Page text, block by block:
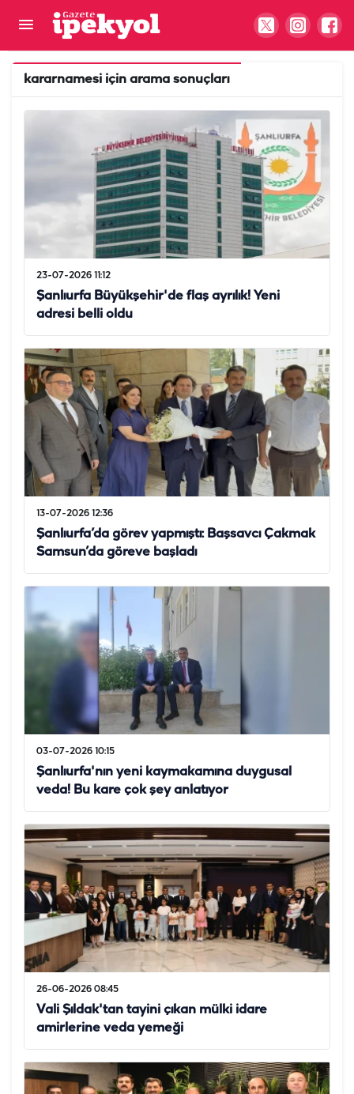
kararnamesi için arama sonuçları
23-07-2026 11:12
Şanlıurfa Büyükşehir'de flaş ayrılık! Yeni
adresi belli oldu
13-07-2026 12:36
Şanlıurfa’da görev yapmıştı: Başsavcı Çakmak
Samsun’da göreve başladı
03-07-2026 10:15
Şanlıurfa'nın yeni kaymakamına duygusal
veda! Bu kare çok şey anlatıyor
26-06-2026 08:45
Vali Şıldak'tan tayini çıkan mülki idare
amirlerine veda yemeği